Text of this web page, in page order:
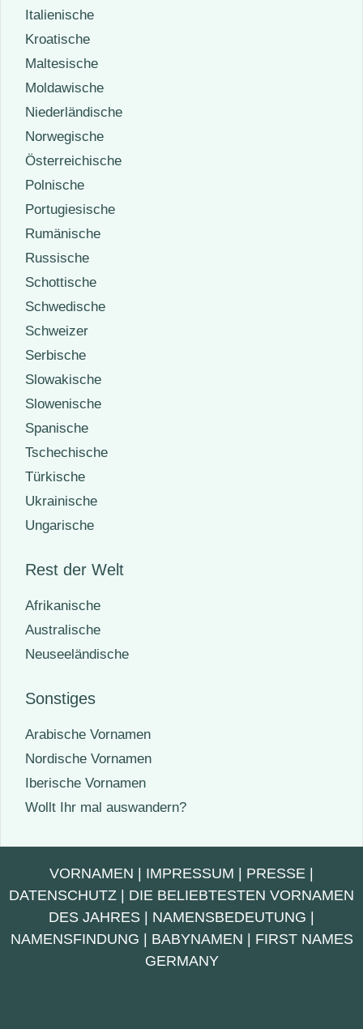
Italienische
Kroatische
Maltesische
Moldawische
Niederländische
Norwegische
Österreichische
Polnische
Portugiesische
Rumänische
Russische
Schottische
Schwedische
Schweizer
Serbische
Slowakische
Slowenische
Spanische
Tschechische
Türkische
Ukrainische
Ungarische
Rest der Welt
Afrikanische
Australische
Neuseeländische
Sonstiges
Arabische Vornamen
Nordische Vornamen
Iberische Vornamen
Wollt Ihr mal auswandern?
VORNAMEN IMPRESSUM PRESSE
DATENSCHUTZ
DIE BELIEBTESTEN VORNAMEN
DES JAHRES
NAMENSBEDEUTUNG
NAMENSFINDUNG
BABYNAMEN
FIRST NAMES
GERMANY